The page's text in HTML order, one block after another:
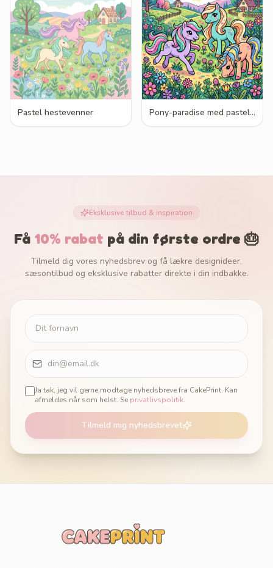
Pastel hestevenner Pony-paradise med pasteller
Eksklusive tilbud & inspiration
Få 10% rabat på din første ordre 🎂
Tilmeld dig vores nyhedsbrev og få lækre designideer,
sæsontilbud og eksklusive rabatter direkte i din indbakke.
Ja tak, jeg vil gerne modtage nyhedsbreve fra CakePrint. Kan
afmeldes når som helst. Se privatlivspolitik.
Tilmeld mig nyhedsbrevet